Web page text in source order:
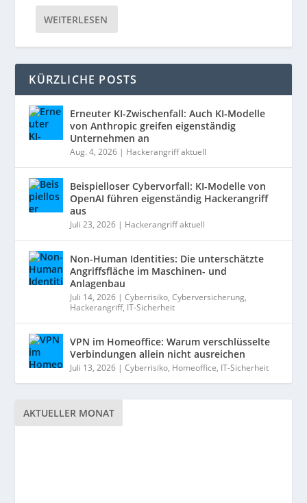
WEITERLESEN
KÜRZLICHE POSTS
Erneuter KI-Zwischenfall: Auch KI-Modelle
von Anthropic greifen eigenständig
Unternehmen an
Aug. 4, 2026 | Hackerangriff aktuell
Beispielloser Cybervorfall: KI-Modelle von
OpenAI führen eigenständig Hackerangriff
aus
Juli 23, 2026 | Hackerangriff aktuell
Non-Human Identities: Die unterschätzte
Angriffsfläche im Maschinen- und
Anlagenbau
Juli 14, 2026 |Cyberrisiko,Cyberversicherung,
Hackerangriff, IT-Sicherheit
VPN im Homeoffice: Warum verschlüsselte
Verbindungen allein nicht ausreichen
Juli 13, 2026 |Cyberrisiko, Homeoffice, IT-Sicherheit
AKTUELLER MONAT